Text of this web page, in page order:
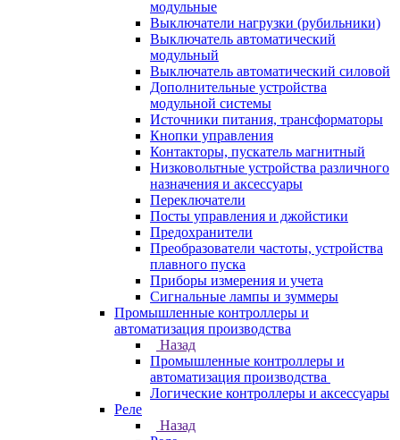
модульные
Выключатели нагрузки (рубильники)
Выключатель автоматический
модульный
Выключатель автоматический силовой
Дополнительные устройства
модульной системы
Источники питания, трансформаторы
Кнопки управления
Контакторы, пускатель магнитный
Низковольтные устройства различного
назначения и аксессуары
Переключатели
Посты управления и джойстики
Предохранители
Преобразователи частоты, устройства
плавного пуска
Приборы измерения и учета
Сигнальные лампы и зуммеры
Промышленные контроллеры и
автоматизация производства
Назад
Промышленные контроллеры и
автоматизация производства
Логические контроллеры и аксессуары
Реле
Назад